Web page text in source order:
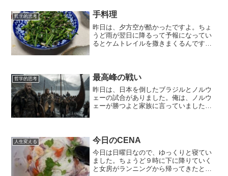
からです。だから、3時間...
哲学的思考 手料理
昨日は、夕方空が酷かったですよ。ちょ
うど雨が翌日に降るって予報になってい
るとケムトレイルを撒きまくるんですよ
と、元市長ともあり、俺が...
哲学的思考 最高峰の戦い
昨日は、日本を倒したブラジルとノルウ
ェーの試合がありました。俺は、ノルウ
ェーが勝つよと家族に言っていました。
取ったのは怪物ハーランド...
人生変える 今日のCENA
今日は日曜日なので、ゆっくりと寝てい
ました。ちょうど９時に下に降りていく
と女房がランニングから帰ってきたとこ